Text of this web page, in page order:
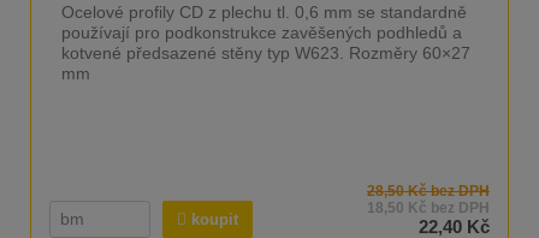
Ocelové profily CD z plechu tl. 0,6 mm se standardně
používají pro podkonstrukce zavěšených podhledů a
kotvené předsazené stěny typ W623. Rozměry 60×27
mm
koupit
28,50 Kč bez DPH
18,50 Kč bez DPH
22,40 Kč